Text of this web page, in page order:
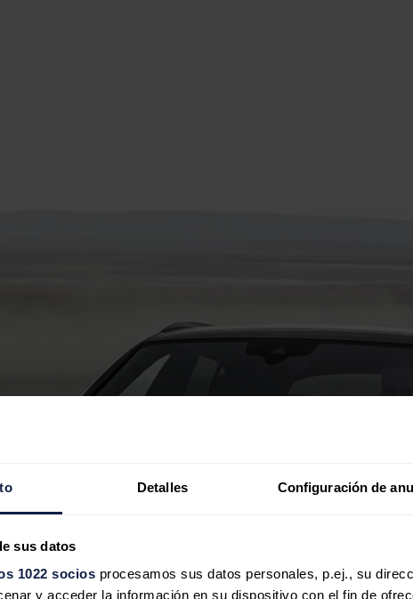
Detalles Configuración de
sus datos
1022 socios procesamos sus datos personales, p.ej., su
y acceder la información en su dispositivo con el fin de